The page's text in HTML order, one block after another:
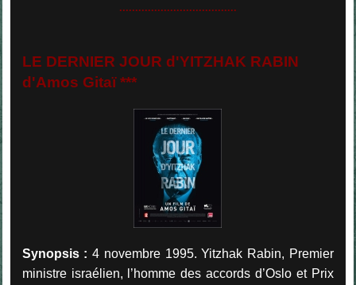
.....................................
LE DERNIER JOUR d'YITZHAK RABIN
d'Amos Gitaï ***
Synopsis : 4 novembre 1995. Yitzhak Rabin, Premier
ministre israélien, l’homme des accords d’Oslo et Prix